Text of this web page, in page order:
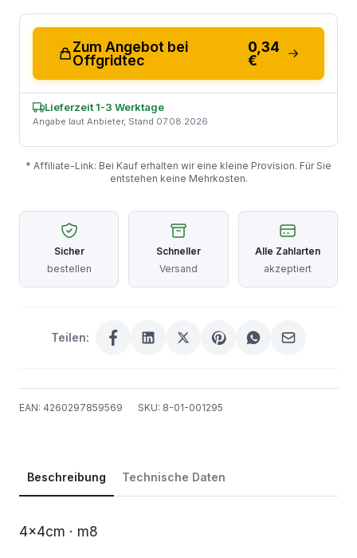
Zum Angebot bei
Offgridtec
0,34
€
Lieferzeit 1-3 Werktage
Angabe laut Anbieter, Stand 07.08.2026
* Affiliate-Link: Bei Kauf erhalten wir eine kleine Provision. Für Sie
entstehen keine Mehrkosten.
Sicher
bestellen
Schneller
Versand
Alle Zahlarten
akzeptiert
Teilen:
EAN: 4260297859569 SKU: 8-01-001295
Beschreibung Technische Daten
Beschreibung
4x4cm · m8